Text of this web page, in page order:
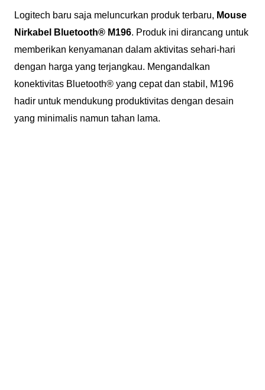
Logitech baru saja meluncurkan produk terbaru, Mouse
Nirkabel Bluetooth® M196. Produk ini dirancang untuk
memberikan kenyamanan dalam aktivitas sehari-hari
dengan harga yang terjangkau. Mengandalkan
konektivitas Bluetooth® yang cepat dan stabil, M196
hadir untuk mendukung produktivitas dengan desain
yang minimalis namun tahan lama.